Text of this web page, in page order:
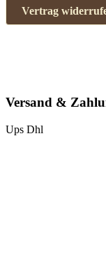
Vertrag
Versand &
Ups Dhl